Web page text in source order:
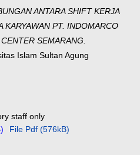
ANTARA SHIFT KERJA
KARYAWAN PT. INDOMARCO
SEMARANG.
Islam Sultan Agung
staff only
File Pdf (576kB)